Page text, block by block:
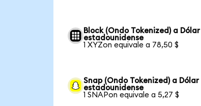
Block (Ondo Tokenized) a Dólar
estadounidense
1 XYZon equivale a 78,50 $
Snap (Ondo Tokenized) a Dólar
estadounidense
1 SNAPon equivale a 5,27 $